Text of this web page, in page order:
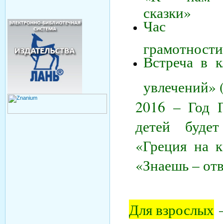
сказки»
Час
Встреча в
увлечений»
2016 – Год
детей
«Греция на
«Знаешь –
Для взрослых